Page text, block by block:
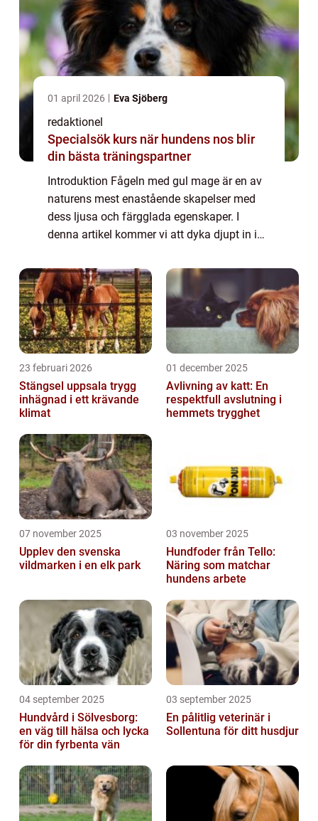
01 april 2026 Eva Sjöberg
redaktionel
Specialsök kurs när hundens nos blir
din bästa träningspartner
Introduktion Fågeln med gul mage är en av
naturens mest enastående skapelser med
dess ljusa och färgglada egenskaper. I
denna artikel kommer vi att dyka djupt in i
grundläggande egenskaper och typer till
dess h...
23 februari 2026
Stängsel uppsala trygg
inhägnad i ett krävande
klimat
01 december 2025
Avlivning av katt: En
respektfull avslutning i
hemmets trygghet
07 november 2025
Upplev den svenska
vildmarken i en elk park
03 november 2025
Hundfoder från Tello:
Näring som matchar
hundens arbete
04 september 2025
Hundvård i Sölvesborg:
en väg till hälsa och lycka
för din fyrbenta vän
03 september 2025
En pålitlig veterinär i
Sollentuna för ditt husdjur